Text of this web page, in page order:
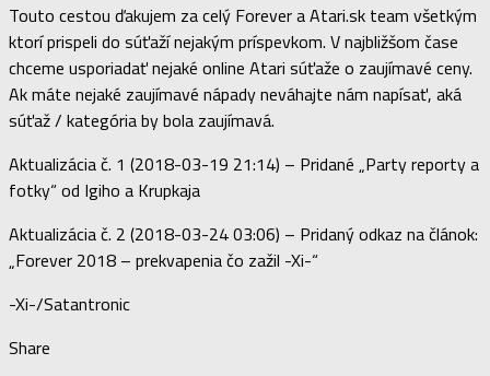
Touto cestou ďakujem za celý Forever a Atari.sk team všetkým
ktorí prispeli do súťaží nejakým príspevkom. V najbližšom čase
chceme usporiadať nejaké online Atari súťaže o zaujímavé ceny.
Ak máte nejaké zaujímavé nápady neváhajte nám napísať, aká
súťaž / kategória by bola zaujímavá.
Aktualizácia č. 1 (2018-03-19 21:14) – Pridané „Party reporty a
fotky“ od Igiho a Krupkaja
Aktualizácia č. 2 (2018-03-24 03:06) – Pridaný odkaz na článok:
„Forever 2018 – prekvapenia čo zažil -Xi-“
-Xi-/Satantronic
Share